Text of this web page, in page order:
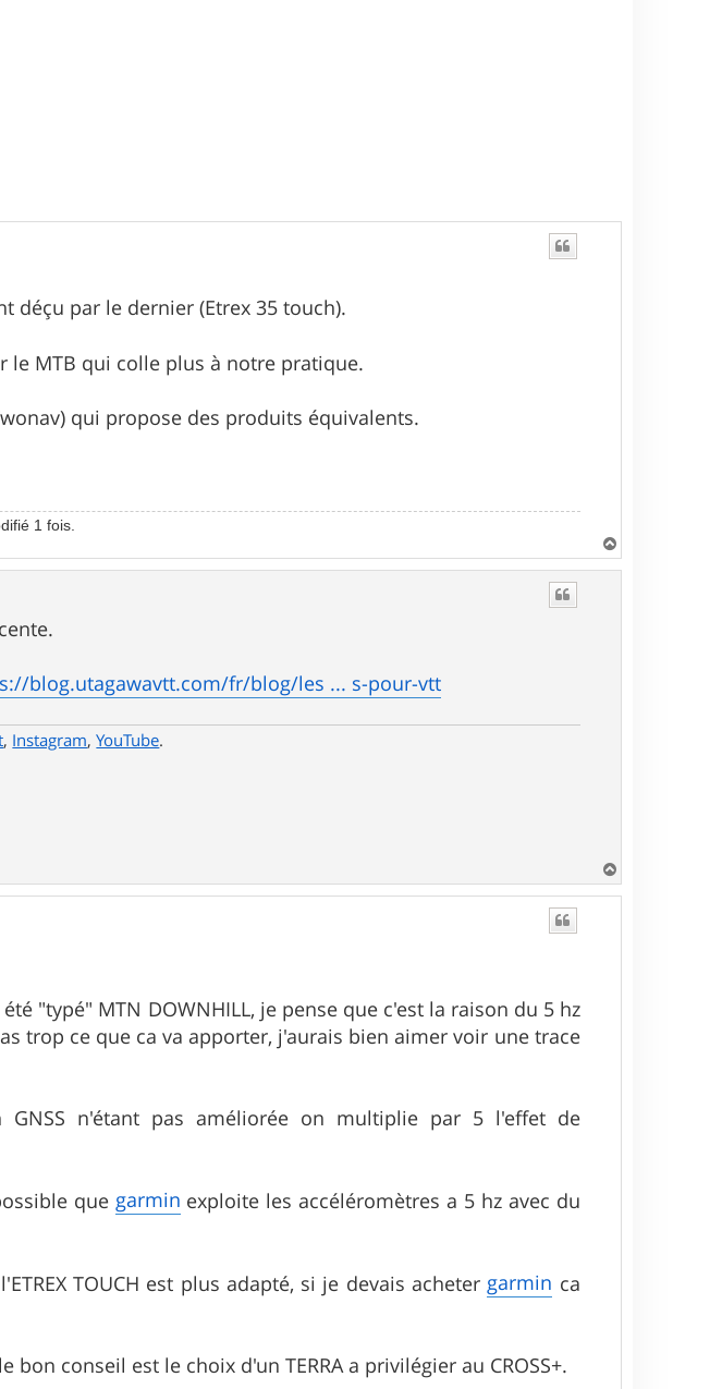
déçu par le dernier (Etrex 35 touch).
le MTB qui colle plus à notre pratique.
qui propose des produits équivalents.
1 fois.
a
blog.utagawavtt.com/fr/blog/les ... s-pour-vtt
, Instagram,YouTube.
a
u
"typé" MTN DOWNHILL, je pense que c'est la raison du 5 hz
trop ce que ca va apporter, j'aurais bien aimer voir une trace
GNSS n'étant pas améliorée on multiplie par 5 l'effet de
que garmin exploite les accéléromètres a 5 hz avec du
TOUCH est plus adapté, si je devais achetergarmin ca
conseil est le choix d'un TERRA a privilégier au CROSS+.